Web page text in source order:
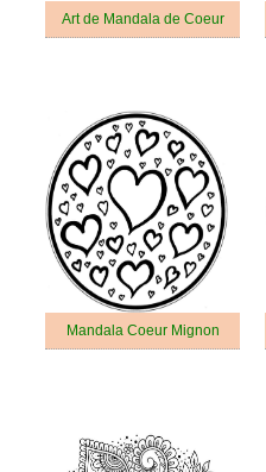
Art de Mandala de Coeur
Mandala Coeur Mignon